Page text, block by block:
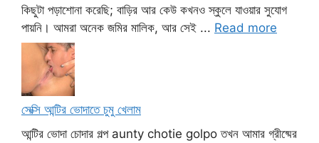
কিছুটা পড়াশোনা করেছি; বাড়ির আর কেউ কখনও স্কুলে যাওয়ার সুযোগ
পায়নি। আমরা অনেক জমির মালিক, আর সেই ... Read more
সেক্সি আন্টির ভোদাতে চুমু খেলাম
আন্টির ভোদা চোদার গল্প aunty chotie golpo তখন আমার গ্রীষ্মের